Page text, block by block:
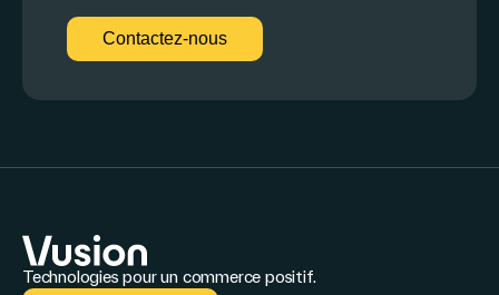
Technologies pour un commerce positif.